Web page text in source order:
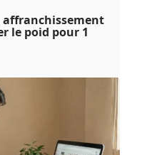
le poid pour 1